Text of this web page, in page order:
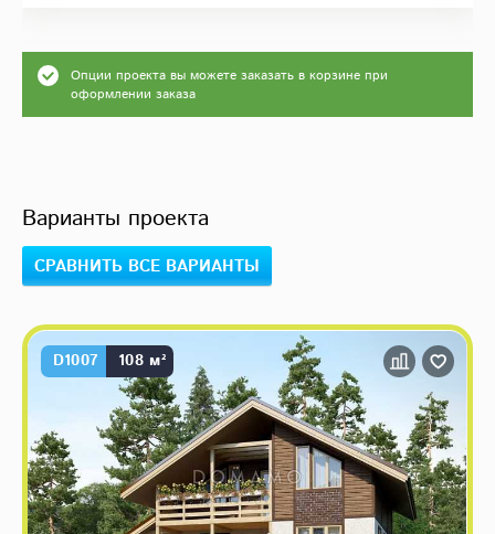
Опции проекта вы можете заказать в корзине при
оформлении заказа
Варианты проекта
СРАВНИТЬ ВСЕ ВАРИАНТЫ
D1007 108 м²